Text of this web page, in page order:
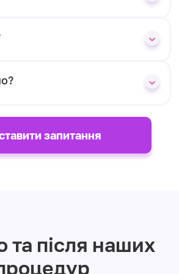
запитання
та після наших